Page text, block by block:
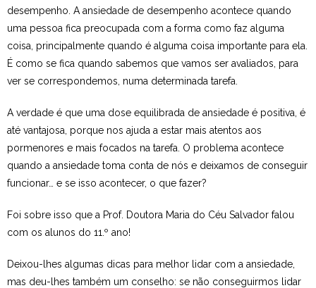
Contactos
desempenho. A ansiedade de desempenho acontece quando
uma pessoa fica preocupada com a forma como faz alguma
coisa, principalmente quando é alguma coisa importante para ela.
É como se fica quando sabemos que vamos ser avaliados, para
ver se correspondemos, numa determinada tarefa.
A verdade é que uma dose equilibrada de ansiedade é positiva, é
até vantajosa, porque nos ajuda a estar mais atentos aos
pormenores e mais focados na tarefa. O problema acontece
quando a ansiedade toma conta de nós e deixamos de conseguir
funcionar… e se isso acontecer, o que fazer?
Foi sobre isso que a Prof. Doutora Maria do Céu Salvador falou
com os alunos do 11.º ano!
Deixou-lhes algumas dicas para melhor lidar com a ansiedade,
mas deu-lhes também um conselho: se não conseguirmos lidar